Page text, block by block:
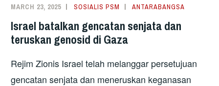
MARCH 23, 2025 SOSIALIS PSM ANTARABANGSA
Israel batalkan gencatan senjata dan
teruskan genosid di Gaza
Rejim Zionis Israel telah melanggar persetujuan
gencatan senjata dan meneruskan keganasan